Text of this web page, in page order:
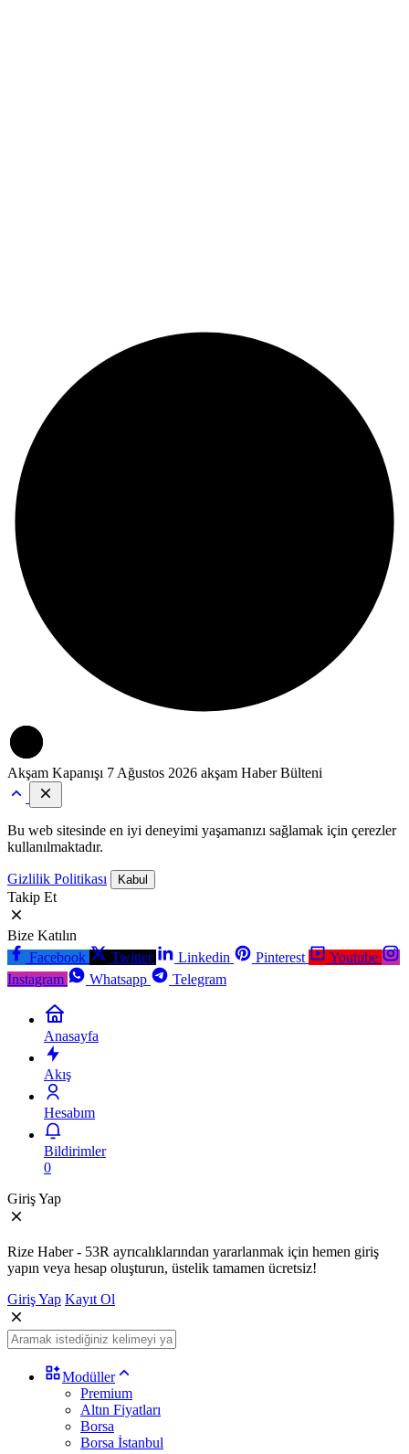
Akşam Kapanışı 7 Ağustos 2026 akşam Haber Bülteni
Bu web sitesinde en iyi deneyimi yaşamanızı sağlamak için çerezler
kullanılmaktadır.
Gizlilik Politikası Kabul
Takip Et
Bize Katılın
Facebook
Twitter Linkedin Pinterest
Youtube
Instagram
Whatsapp Telegram
Anasayfa
Akış
Hesabım
Bildirimler
0
Giriş Yap
Rize Haber - 53R ayrıcalıklarından yararlanmak için hemen giriş
yapın veya hesap oluşturun, üstelik tamamen ücretsiz!
Giriş Yap Kayıt Ol
Modüller
Premium
Altın Fiyatları
Borsa
Borsa İstanbul